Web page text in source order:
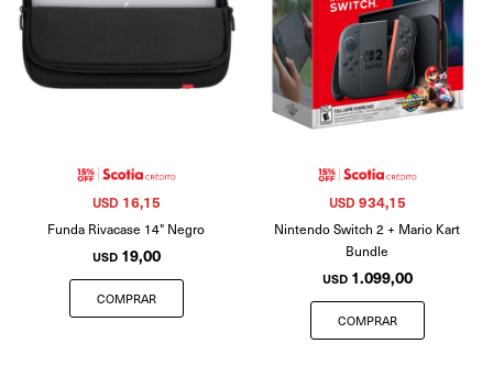
Funda Rivacase 14" Negro
USD 19,00
USD 16,15
Nintendo Switch 2 + Mario Kart
Bundle
USD 1.099,00
USD 934,15